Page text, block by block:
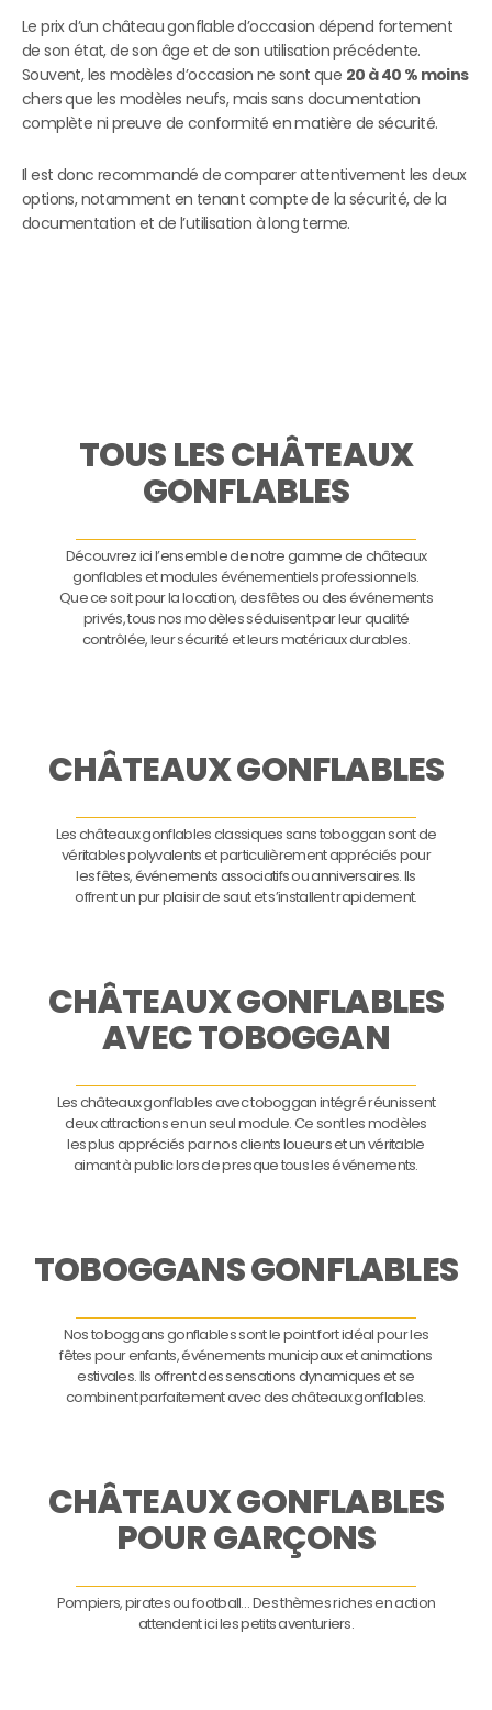
Le prix d’un château gonflable d’occasion dépend fortement
de son état, de son âge et de son utilisation précédente.
Souvent, les modèles d’occasion ne sont que 20 à 40 % moins
chers que les modèles neufs, mais sans documentation
complète ni preuve de conformité en matière de sécurité.
Il est donc recommandé de comparer attentivement les deux
options, notamment en tenant compte de la sécurité, de la
documentation et de l’utilisation à long terme.
TOUS LES CHÂTEAUX
GONFLABLES
Découvrez ici l’ensemble de notre gamme de châteaux
gonflables et modules événementiels professionnels.
Que ce soit pour la location, des fêtes ou des événements
privés, tous nos modèles séduisent par leur qualité
contrôlée, leur sécurité et leurs matériaux durables.
CHÂTEAUX GONFLABLES
Les châteaux gonflables classiques sans toboggan sont de
véritables polyvalents et particulièrement appréciés pour
les fêtes, événements associatifs ou anniversaires. Ils
offrent un pur plaisir de saut et s’installent rapidement.
CHÂTEAUX GONFLABLES
AVEC TOBOGGAN
Les châteaux gonflables avec toboggan intégré réunissent
deux attractions en un seul module. Ce sont les modèles
les plus appréciés par nos clients loueurs et un véritable
aimant à public lors de presque tous les événements.
TOBOGGANS GONFLABLES
Nos toboggans gonflables sont le point fort idéal pour les
fêtes pour enfants, événements municipaux et animations
estivales. Ils offrent des sensations dynamiques et se
combinent parfaitement avec des châteaux gonflables.
CHÂTEAUX GONFLABLES
POUR GARÇONS
Pompiers, pirates ou football… Des thèmes riches en action
attendent ici les petits aventuriers.